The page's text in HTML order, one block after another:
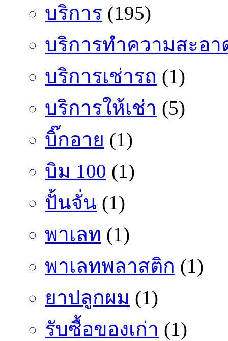
บริการ (195)
บริการทำความสะอา
บริการเช่ารถ (1)
บริการให้เช่า (5)
บิ๊กอาย (1)
บิม 100 (1)
ปั้นจั่น (1)
พาเลท (1)
พาเลทพลาสติก (1)
ยาปลูกผม (1)
รับซื้อของเก่า (1)